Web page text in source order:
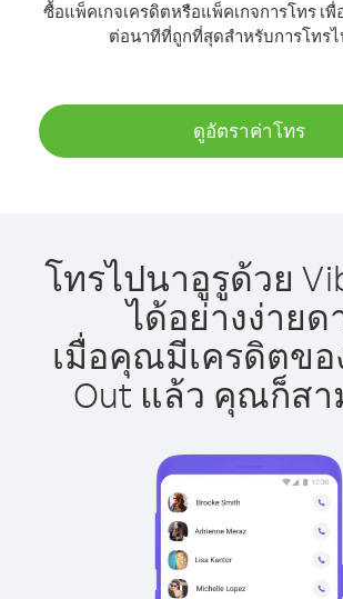
ซื้อแพ็คเกจเครดิตหรือแพ็คเกจการโทร เ
ต่อนาทีที่ถูกที่สุดสำหรับการโทร
ดูอัตราค่าโทร
โทรไปนาอูรูด้วย
ได้อย่างง่ายด
เมื่อคุณมีเครดิตขอ
Out แล้ว คุณก็สา